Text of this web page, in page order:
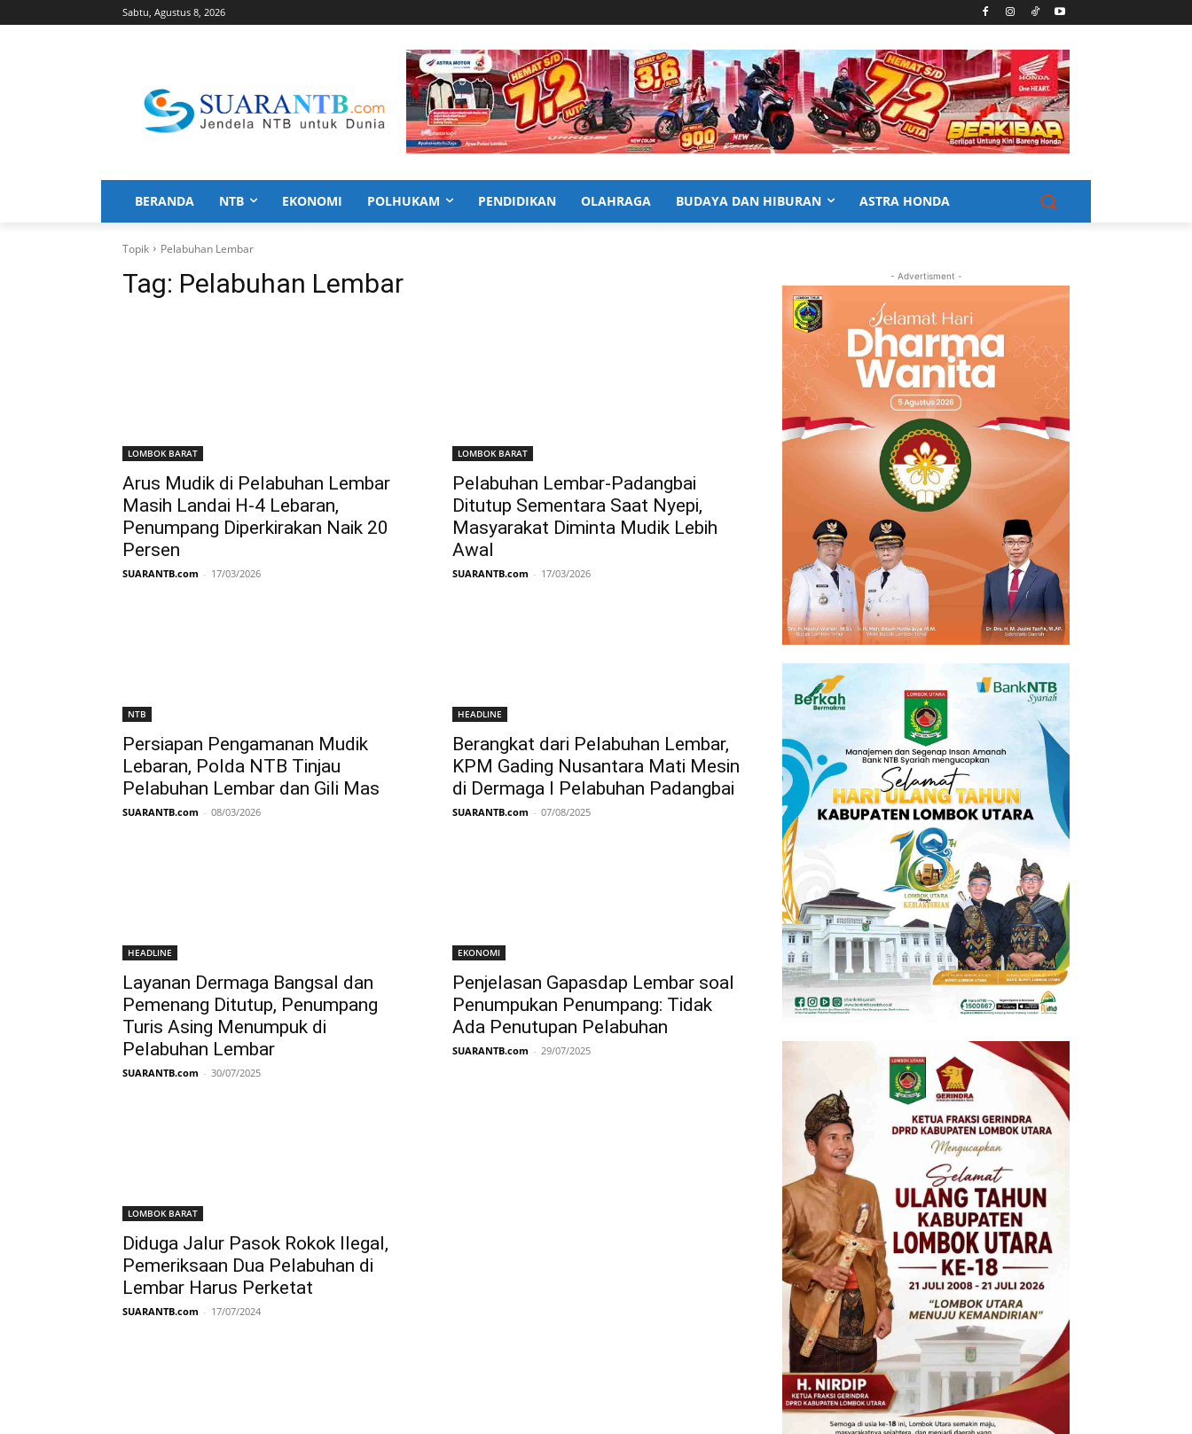
Sabtu, Agustus 8, 2026
BERANDA NTB EKONOMI POLHUKAM PENDIDIKAN OLAHRAGA BUDAYA DAN HIBURAN ASTRA HONDA
Topik Pelabuhan Lembar
Tag: Pelabuhan Lembar
LOMBOK BARAT
Arus Mudik di Pelabuhan Lembar
Masih Landai H-4 Lebaran,
Penumpang Diperkirakan Naik 20
Persen
SUARANTB.com - 17/03/2026
LOMBOK BARAT
Pelabuhan Lembar-Padangbai
Ditutup Sementara Saat Nyepi,
Masyarakat Diminta Mudik Lebih
Awal
SUARANTB.com - 17/03/2026
NTB
Persiapan Pengamanan Mudik
Lebaran, Polda NTB Tinjau
Pelabuhan Lembar dan Gili Mas
SUARANTB.com - 08/03/2026
HEADLINE
Berangkat dari Pelabuhan Lembar,
KPM Gading Nusantara Mati Mesin
di Dermaga I Pelabuhan Padangbai
SUARANTB.com - 07/08/2025
HEADLINE
Layanan Dermaga Bangsal dan
Pemenang Ditutup, Penumpang
Turis Asing Menumpuk di
Pelabuhan Lembar
SUARANTB.com - 30/07/2025
EKONOMI
Penjelasan Gapasdap Lembar soal
Penumpukan Penumpang: Tidak
Ada Penutupan Pelabuhan
SUARANTB.com - 29/07/2025
LOMBOK BARAT
Diduga Jalur Pasok Rokok Ilegal,
Pemeriksaan Dua Pelabuhan di
Lembar Harus Perketat
SUARANTB.com - 17/07/2024
- Advertisment -